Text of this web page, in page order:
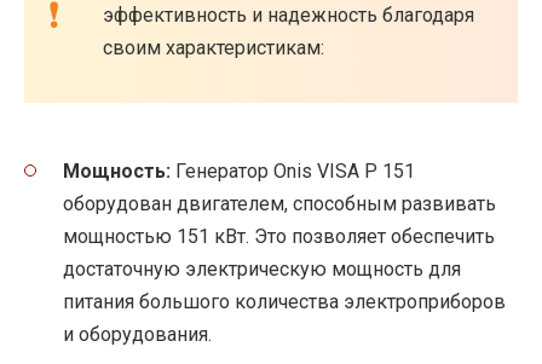
эффективность и надежность благодаря
своим характеристикам:
Мощность: Генератор Onis VISA P 151
оборудован двигателем, способным развивать
мощностью 151 кВт. Это позволяет обеспечить
достаточную электрическую мощность для
питания большого количества электроприборов
и оборудования.